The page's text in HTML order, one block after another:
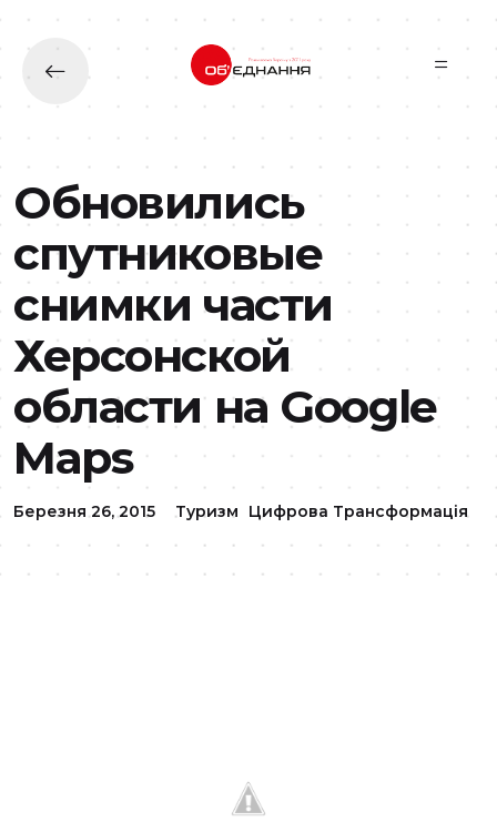
Перейти до основного вмісту
Обновились
спутниковые
снимки части
Херсонской
области на Google
Maps
Березня 26, 2015 Туризм Цифрова Трансформація